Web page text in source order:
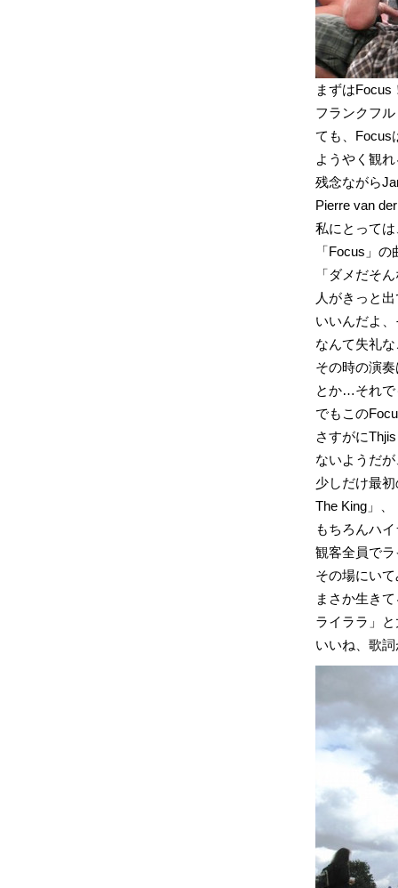
まずはFocus
フランクフ
ても、Focus
ようやく観
残念ながら
Pierre van
私にとって
「Focus」
「ダメだそ
人がきっと
いいんだよ
なんて失礼
その時の演
とか…それで
でもこの
さすがに
ないようだ
少しだけ最
The King」
もちろんハ
観客全員で
その場にい
まさか生き
ライララ」
いいね、歌